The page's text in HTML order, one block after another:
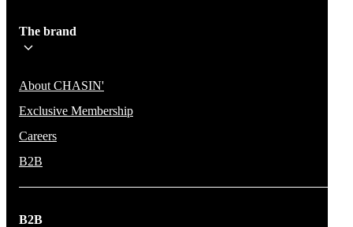
The brand
About CHASIN'
Exclusive Membership
Careers
B2B
B2B